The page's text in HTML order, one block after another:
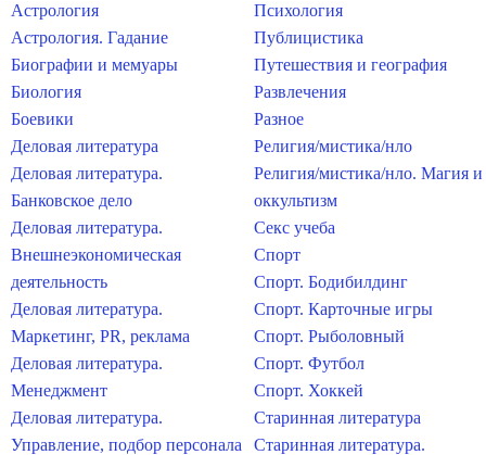
Астрология
Астрология. Гадание
Биографии и мемуары
Биология
Боевики
Деловая литература
Деловая литература.
Банковское дело
Деловая литература.
Внешнеэкономическая
деятельность
Деловая литература.
Маркетинг, PR, реклама
Деловая литература.
Менеджмент
Деловая литература.
Управление, подбор персонала
Психология
Публицистика
Путешествия и география
Развлечения
Разное
Религия/мистика/нло
Религия/мистика/нло. Магия и
оккультизм
Секс учеба
Спорт
Спорт. Бодибилдинг
Спорт. Карточные игры
Спорт. Рыболовный
Спорт. Футбол
Спорт. Хоккей
Старинная литература
Старинная литература.